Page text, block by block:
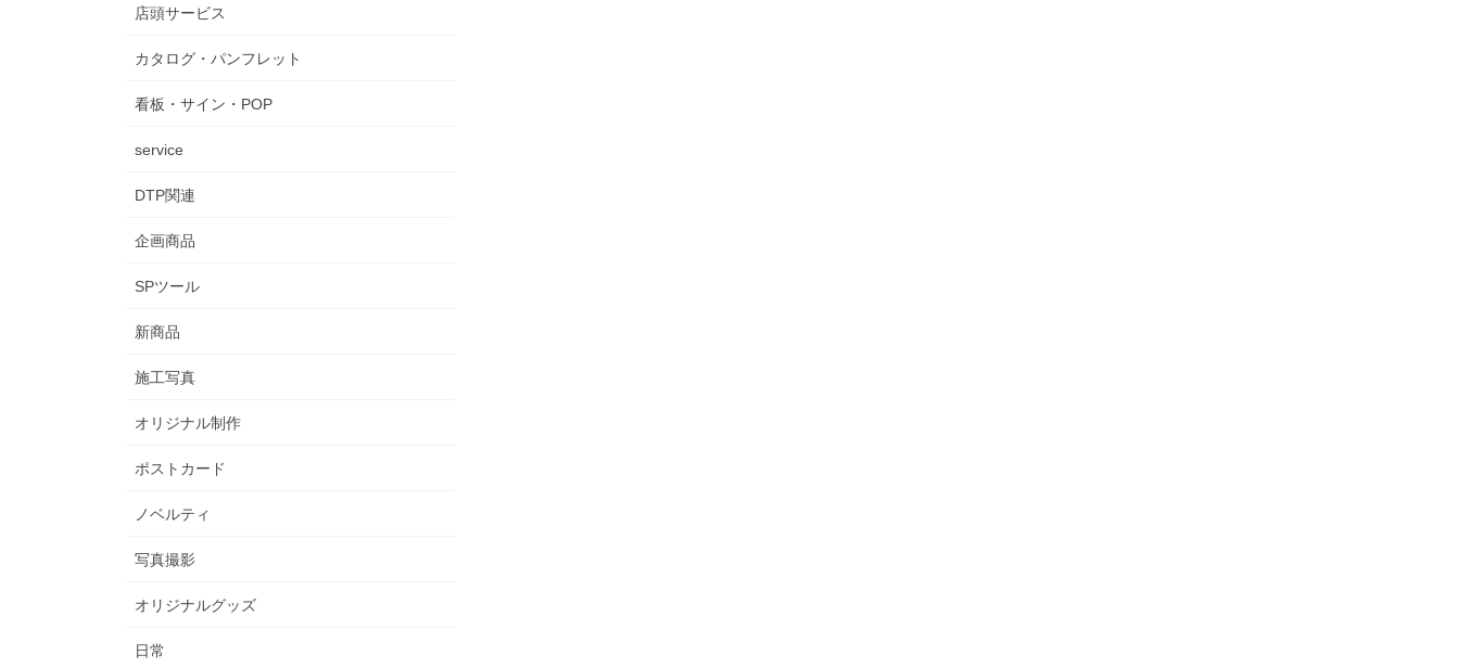
店頭サービス
カタログ・パンフレット
看板・サイン・POP
service
DTP関連
企画商品
SPツール
新商品
施工写真
オリジナル制作
ポストカード
ノベルティ
写真撮影
オリジナルグッズ
日常